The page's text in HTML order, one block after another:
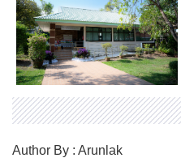
Author By : Arunlak